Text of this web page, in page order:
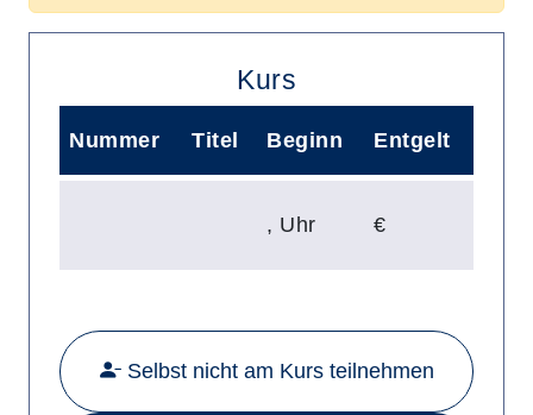
Kurs
Nummer Titel Beginn Entgelt
Mehr Details zu folgendem Kurs
, Uhr €
Selbst nicht am Kurs teilnehmen